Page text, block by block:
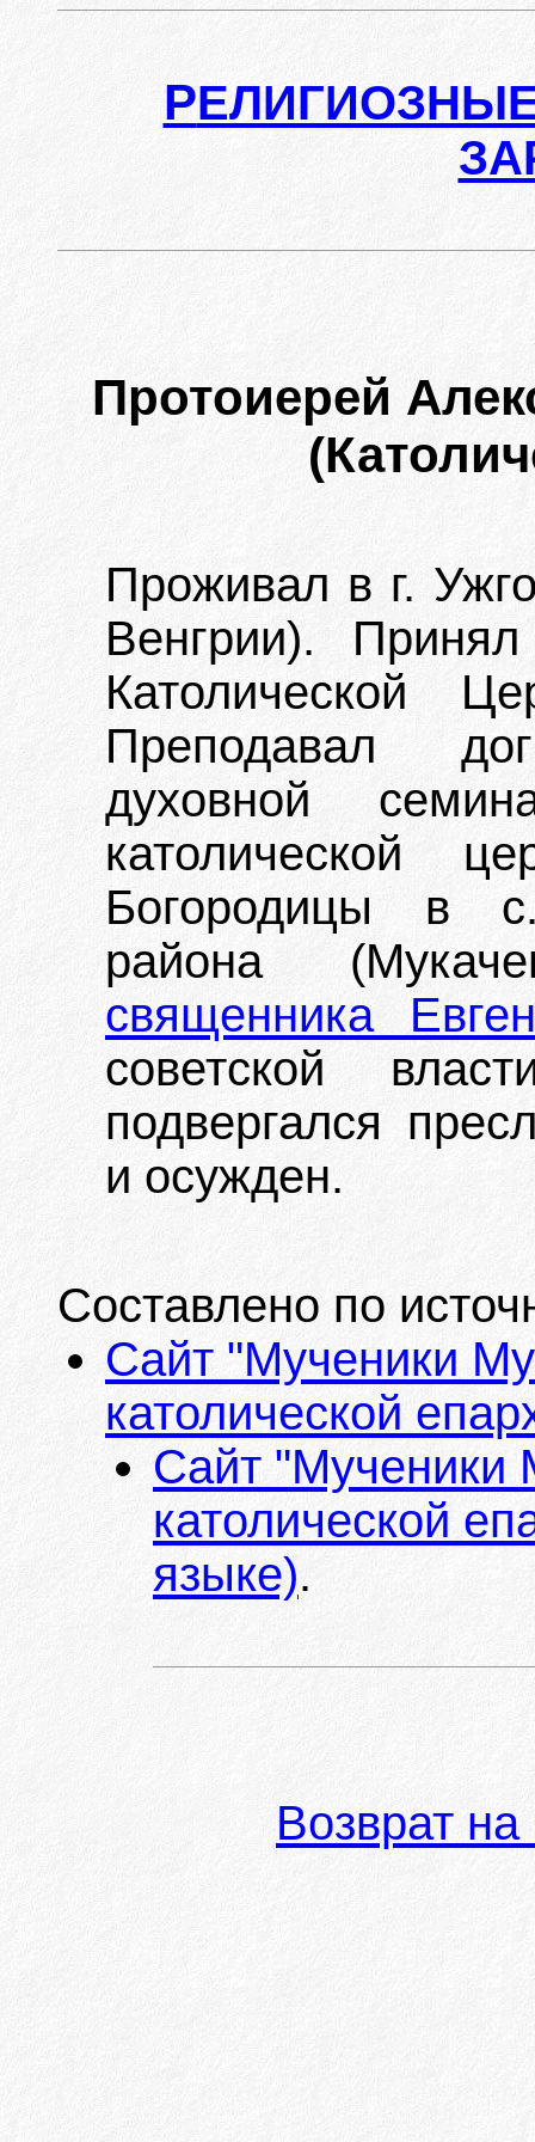
Р
Протоиерей
Проживал в г.
Венгрии).
Католической
Преподавал
духовной
католической
Богородицы в
района
священника
советской
подвергался
и осужден.
Составлено по
Сайт "Мученики
католической
Сайт "Мученики
католической
языке).
Возврат